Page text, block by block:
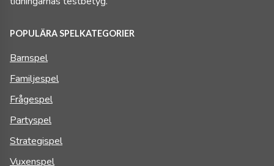
POPULÄRA SPELKATEGORIER
Barnspel
Familjespel
Frågespel
Partyspel
Strategispel
Vuxenspel